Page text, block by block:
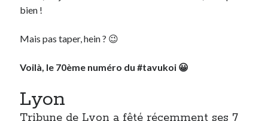
Derniers Commentaires
JFdans C’était pas mieux avant… à Lyon
Anthonydans
Renaud Ducher
bien !
Mais pas taper, hein ? 😉
Voilà, le 70ème numéro du #tavukoi 😀
Lyon
Tribune de Lyon a fêté récemment ses 7